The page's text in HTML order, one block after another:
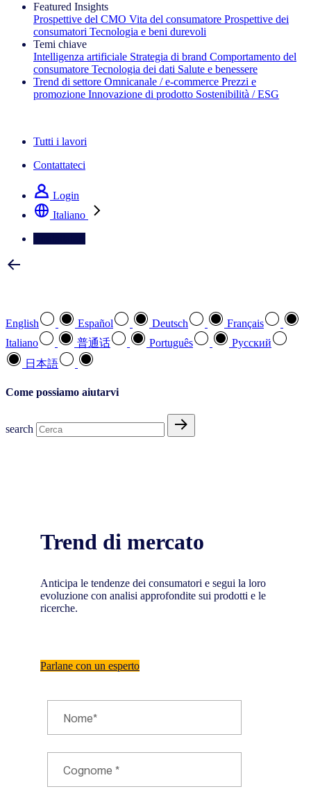
Featured Insights
Prospettive del CMO Vita del consumatore Prospettive dei
consumatori Tecnologia e beni durevoli
Temi chiave
Intelligenza artificiale Strategia di brand Comportamento del
consumatore Tecnologia dei dati Salute e benessere
Trend di settore Omnicanale / e‑commerce Prezzi e
promozione Innovazione di prodotto Sostenibilità / ESG
Tutti i lavori
Contattateci
Login
Italiano
English Español Deutsch
Français
Italiano
普通话 Português
Pусский
日本語
Come possiamo aiutarvi
search
Trend di mercato
Anticipa le tendenze dei consumatori e segui la loro
evoluzione con analisi approfondite sui prodotti e le
ricerche.
Parlane con un esperto